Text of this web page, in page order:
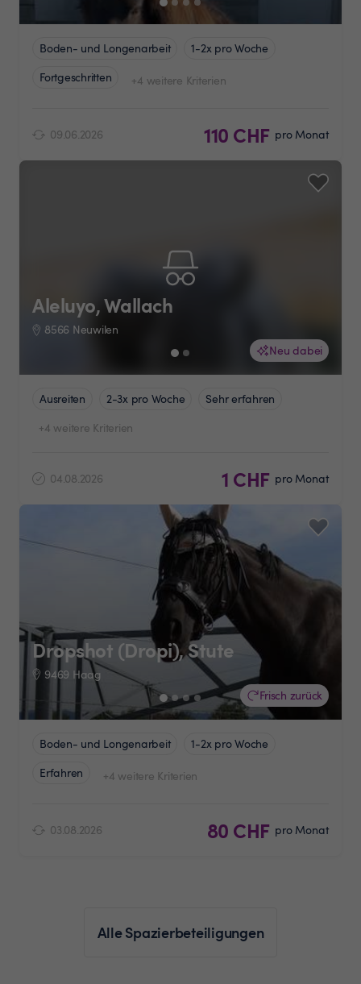
Boden- und Longenarbeit
1-2x pro Woche
Fortgeschritten
+4 weitere Kriterien
09.06.2026 110 CHF pro Monat
Neu dabei
Aleluyo, Wallach
8566 Neuwilen
Ausreiten 2-3x pro Woche
Sehr erfahren
+4 weitere Kriterien
04.08.2026 1 CHF pro Monat
Frisch zurück
Dropshot (Dropi), Stute
9469 Haag
Boden- und Longenarbeit
1-2x pro Woche
Erfahren
+4 weitere Kriterien
03.08.2026 80 CHF pro Monat
Alle Spazierbeteiligungen